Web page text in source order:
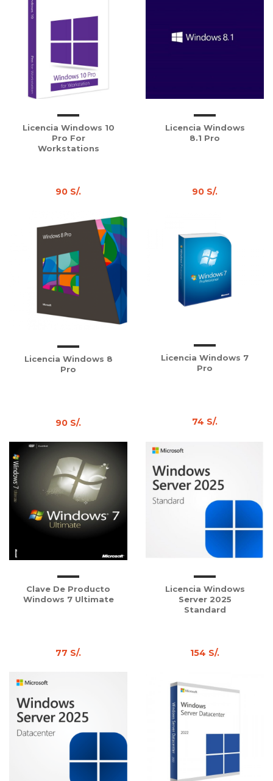
Licencia Windows 10
Pro For
Workstations
90 S/.
Licencia Windows
8.1 Pro
90 S/.
Licencia Windows 8
Pro
90 S/.
Licencia Windows 7
Pro
74 S/.
Clave De Producto
Windows 7 Ultimate
77 S/.
Licencia Windows
Server 2025
Standard
154 S/.